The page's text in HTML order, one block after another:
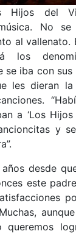
Hijos del
No se
al vallenato.
los
se iba con
les dieran
a ‘Los
y
desde
este
queremos